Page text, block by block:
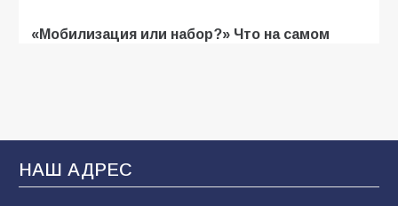
«Мобилизация или набор?» Что на самом
В Батайске продолжаются дорожные работы
100 04.08.2026
НАШ АДРЕС